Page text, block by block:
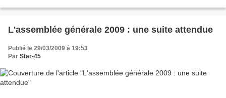
L'assemblée générale 2009 : une suite attendue
Publié le 29/03/2009 à 19:53
Par Star-45